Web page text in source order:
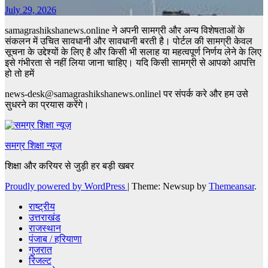
July 29, 2026
samagrashikshanews.online ने अपनी सामग्री और अन्य विशेषताओं के
संकलन में उचित सावधानी और सावधानी बरती है। पोर्टल की सामग्री केवल
सूचना के उद्देश्यों के लिए है और किसी भी सलाह या महत्वपूर्ण निर्णय लेने के लिए
इसे गंभीरता से नहीं लिया जाना चाहिए। यदि किसी सामग्री से आपको आपत्ति
हो तो हमें
news-desk@samagrashikshanews.onlinel पर संपर्क करे और हम उसे
सुधरने का प्रयास करेंगे।
समग्र शिक्षा न्यूज़
शिक्षा और करियर से जुड़ी हर बड़ी खबर
Proudly powered by WordPress | Theme: Newsup by Themeansar.
राष्ट्रीय
उत्तराखंड
राजस्थान
पंजाब / हरियाणा
गुजरात
रिजल्ट